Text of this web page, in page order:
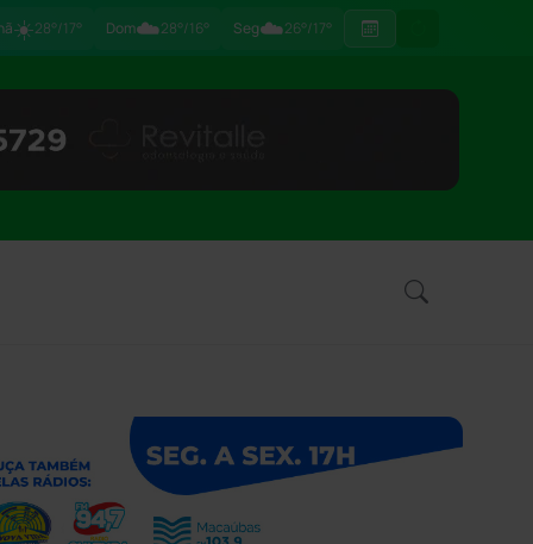
☀️28°/17° Dom☁️28°/16° Seg☁️26°/17°